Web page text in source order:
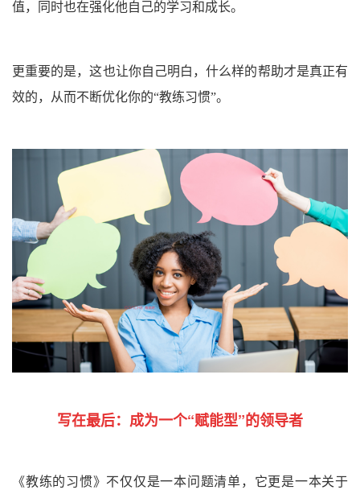
值，同时也在强化他自己的学习和成长。
更重要的是，这也让你自己明白，什么样的帮助才是真正有
效的，从而不断优化你的“教练习惯”。
写在最后： 成为一个“赋能型”的领导者
《教练的习惯》不仅仅是一本问题清单，它更是一本关于